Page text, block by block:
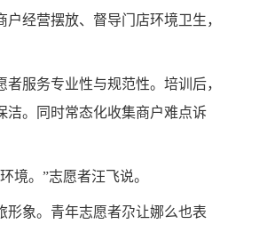
经营摆放、督导门店环境卫生，
服务专业性与规范性。培训后，
洁。同时常态化收集商户难点诉
境。”志愿者汪飞说。
形象。青年志愿者尕让娜么也表